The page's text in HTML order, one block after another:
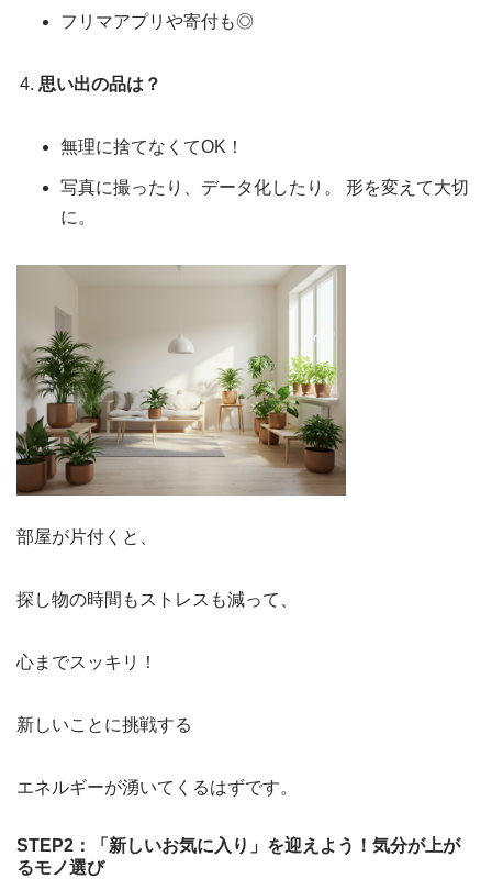
フリマアプリや寄付も◎
思い出の品は？
無理に捨てなくてOK！
写真に撮ったり、データ化したり。 形を変えて大切
に。
部屋が片付くと、
探し物の時間もストレスも減って、
心までスッキリ！
新しいことに挑戦する
エネルギーが湧いてくるはずです。
STEP2：「新しいお気に入り」を迎えよう！気分が上が
るモノ選び